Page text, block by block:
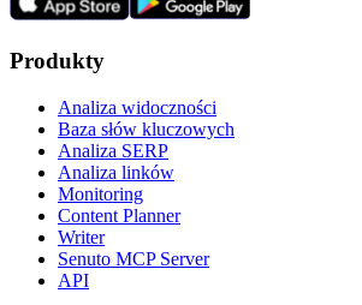
Produkty
Analiza widoczności
Baza słów kluczowych
Analiza SERP
Analiza linków
Monitoring
Content Planner
Writer
Senuto MCP Server
API